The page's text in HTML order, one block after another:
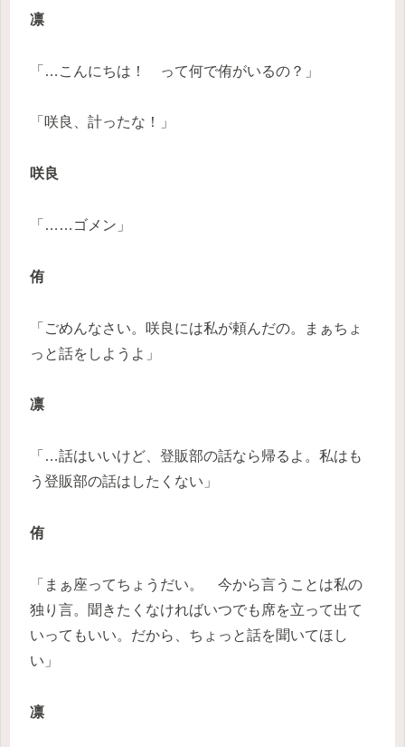
凛
「…こんにちは！ って何で侑がいるの？」
「咲良、計ったな！」
咲良
「……ゴメン」
侑
「ごめんなさい。咲良には私が頼んだの。まぁちょ
っと話をしようよ」
凛
「…話はいいけど、登販部の話なら帰るよ。私はも
う登販部の話はしたくない」
侑
「まぁ座ってちょうだい。 今から言うことは私の
独り言。聞きたくなければいつでも席を立って出て
いってもいい。だから、ちょっと話を聞いてほし
い」
凛